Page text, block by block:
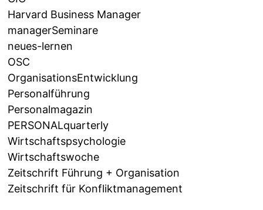
Harvard Business Manager
managerSeminare
neues-lernen
OSC
OrganisationsEntwicklung
Personalführung
Personalmagazin
PERSONALquarterly
Wirtschaftspsychologie
Wirtschaftswoche
Zeitschrift Führung + Organisation
Zeitschrift für Konfliktmanagement